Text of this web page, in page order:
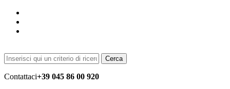
Cerca
Contattaci+39 045 86 00 920